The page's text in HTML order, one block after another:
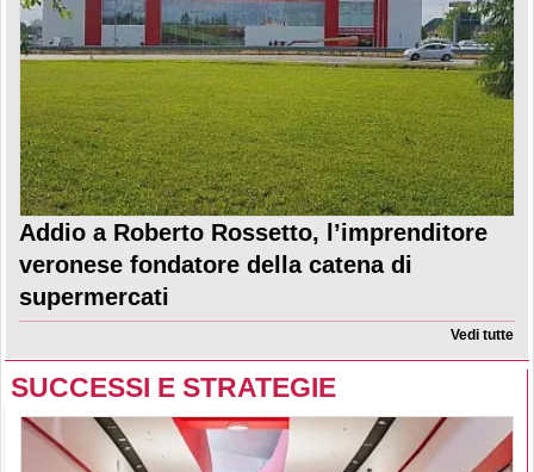
Addio a Roberto Rossetto, l’imprenditore
veronese fondatore della catena di
supermercati
Vedi tutte
SUCCESSI E STRATEGIE